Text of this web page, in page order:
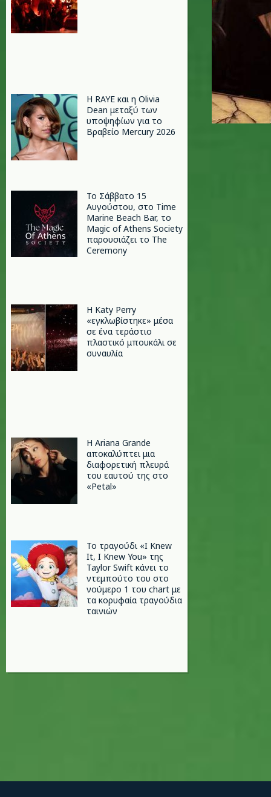
Η RAYE και η Olivia
Dean μεταξύ των
υποψηφίων για το
Βραβείο Mercury 2026
Το Σάββατο 15
Αυγούστου, στο Time
Marine Beach Bar, το
Magic of Athens Society
παρουσιάζει το The
Ceremony
H Katy Perry
«εγκλωβίστηκε» μέσα
σε ένα τεράστιο
πλαστικό μπουκάλι σε
συναυλία
Η Ariana Grande
αποκαλύπτει μια
διαφορετική πλευρά
του εαυτού της στο
«Petal»
Το τραγούδι «I Knew
It, I Knew You» της
Taylor Swift κάνει το
ντεμπούτο του στο
νούμερο 1 του chart με
τα κορυφαία τραγούδια
ταινιών